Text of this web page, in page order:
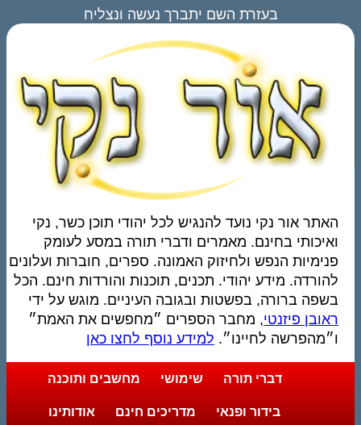
בעזרת השם יתברך נעשה ונצליח
האתר אור נקי נועד להנגיש לכל יהודי תוכן כשר, נקי
ואיכותי בחינם. מאמרים ודברי תורה במסע לעומק
פנימיות הנפש ולחיזוק האמונה. ספרים, חוברות ועלונים
להורדה. מידע יהודי. תכנים, תוכנות והורדות חינם. הכל
בשפה ברורה, בפשטות ובגובה העיניים. מוגש על ידי
ראובן פיזנטי, מחבר הספרים ״מחפשים את האמת״
ו״מהפרשה לחיינו״. למידע נוסף לחצו כאן
דברי תורה שימושי מחשבים ותוכנה
בידור ופנאי מדריכים חינם אודותינו